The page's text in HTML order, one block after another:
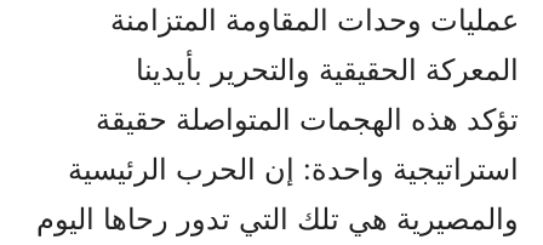
عمليات وحدات المقاومة المتزامنة
المعركة الحقيقية والتحرير بأيدينا
تؤكد هذه الهجمات المتواصلة حقيقة
استراتيجية واحدة: إن الحرب الرئيسية
والمصيرية هي تلك التي تدور رحاها اليوم